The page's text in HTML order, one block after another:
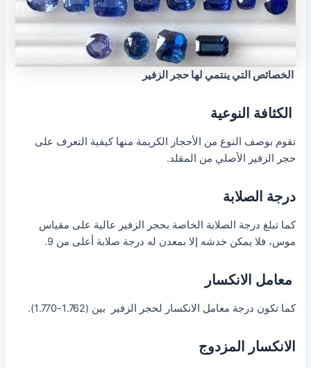
الخصائص التي ينتمي لها حجر الزفير
الكثافة النوعية
تقوم بوصف النوع من الأحجار الكريمة منها كيفية التعرف على
حجر الزفير الأصلي من المقلد.
درجة الصلابة
كما تبلغ درجة الصلابة الخاصة بحجر الزفير عالية على مقياس
موس، فلا يمكن خدشه إلا بمعدن له درجة صلابة أعلى من 9.
معامل الانكسار
كما تكون درجة معامل الانكسار لحجر الزفير بين (1.762-1.770).
الانكسار المزدوج